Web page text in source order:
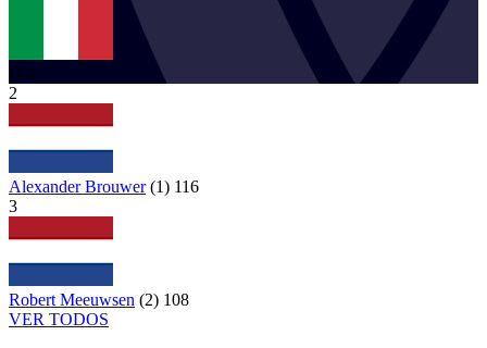
ITA
2
Alexander Brouwer (1) 116
3
Robert Meeuwsen (2) 108
VER TODOS